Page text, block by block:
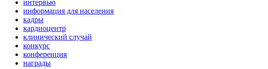
интервью
информация для населения
кадры
кардиоцентр
клинический случай
конкурс
конференция
награды